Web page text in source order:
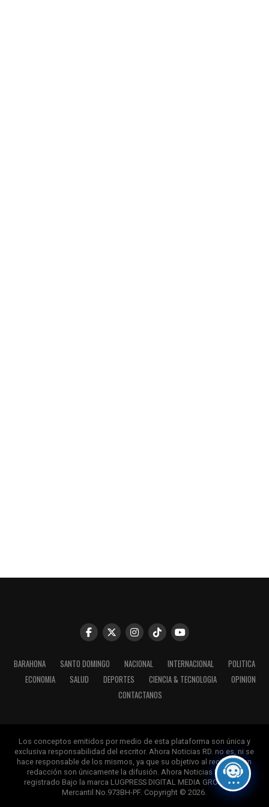
BARAHONA SANTO DOMINGO NACIONAL INTERNACIONAL
POLITICA
ECONOMIA
SALUD DEPORTES CIENCIA & TECNOLOGIA
OPINION
CONTACTANOS
Los conceptos emitidos por medio de esta plataforma son única y
exclusiva responsabilidad del escritor. Ahora Noticias RD. no es, ni se
hace responsable de los mismos, ya que su objetivo al recibirlos en
redacción son únicamente la difusión. Ahora Noticias RD, esta
registrado Bajo la marca LUGPRESS DIGITAL MEDIA GROUP. Reg.
Mercantil No.973BH-PF. Copyright © 2026.